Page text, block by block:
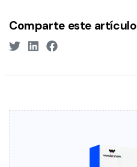
Comparte este artículo